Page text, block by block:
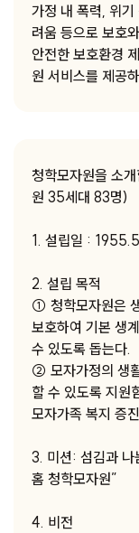
가정 내 폭력, 위
려움 등으로 보호
안전한 보호환경
원 서비스를 제공
청학모자원을 소
원 35세대 83명)
1. 설립일 :
2. 설립 목적
① 청학모자원은
보호하여 기본 생
수 있도록 돕는다.
② 모자가정의 생
할 수 있도록 지원
모자가족 복지 증
3. 미션: 섬김과 나
홈 청학모자원”
4. 비전